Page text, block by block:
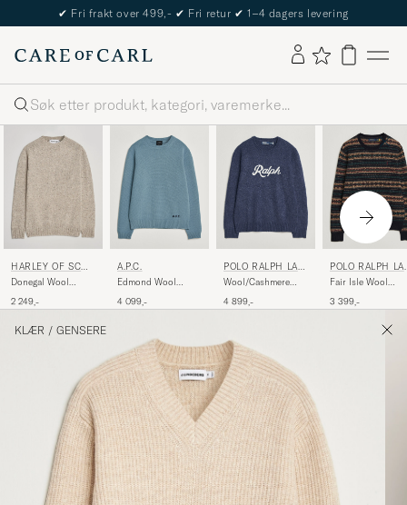
✔ Fri frakt over 499,- ✔ Fri retur ✔ 1–4 dagers levering
Søk
HARLEY OF SCOT
LAND
Donegal Wool
2 249,-
A.P.C.
Edmond Wool
Light Blue Melange
4 099,-
POLO RALPH LAU
REN
Wool/Cashmere
Combo
4 899,-
POLO RALPH
REN
Fair Isle Wool
Combo
3 399,-
KLÆR / GENSERE